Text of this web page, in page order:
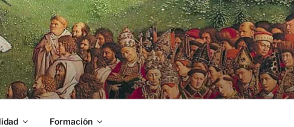
Formación